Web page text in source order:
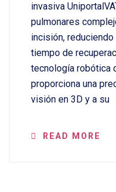
invasiva
pulmonares
incisión,
tiempo de
tecnología robótica
proporciona una
visión en 3D y a su
READ MORE